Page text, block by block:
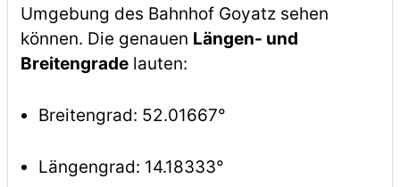
Umgebung des Bahnhof Goyatz sehen
können. Die genauen Längen- und
Breitengradelauten:
Breitengrad: 52.01667°
Längengrad: 14.18333°